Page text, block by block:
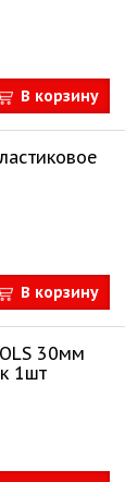
В корзину
В корзину
30мм
1шт